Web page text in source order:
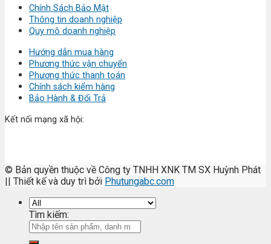
Chính Sách Bảo Mật
Thông tin doanh nghiệp
Quy mô doanh nghiệp
Hướng dẫn mua hàng
Phương thức vận chuyển
Phương thức thanh toán
Chính sách kiểm hàng
Bảo Hành & Đổi Trả
Kết nối mạng xã hội:
© Bản quyền thuộc về Công ty TNHH XNK TM SX Huỳnh Phát
|| Thiết kế và duy trì bởi Phutungabc.com
Tìm kiếm: